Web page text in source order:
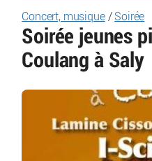
Concert, musique/ Soirée
Soirée jeunes
Coulang à Saly